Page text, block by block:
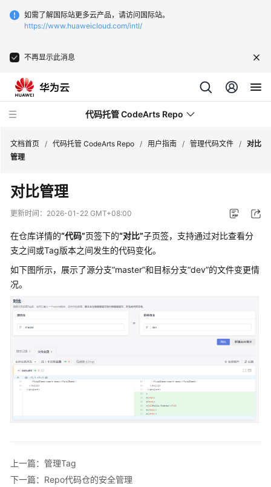
如需了解国际站更多云产品，请访问国际站。
https://www.huaweicloud.com/intl/
不再显示此消息
代码托管 CodeArts Repo
最
新
动
服
公
产
品
计
速
入
文档首页 / 代码托管 CodeArts Repo / 用户指南 / 管理代码文件 / 对比
管理
对比管理
更新时间： 2026-01-22 GMT+08:00
在仓库详情的“代码”页签下的“对比”子页签，支持通过对比查看分
支之间或Tag版本之间发生的代码变化。
如下图所示，展示了源分支“master”和目标分支“dev”的文件变更情
况。
上一篇：管理Tag
下一篇：Repo代码仓的安全管理